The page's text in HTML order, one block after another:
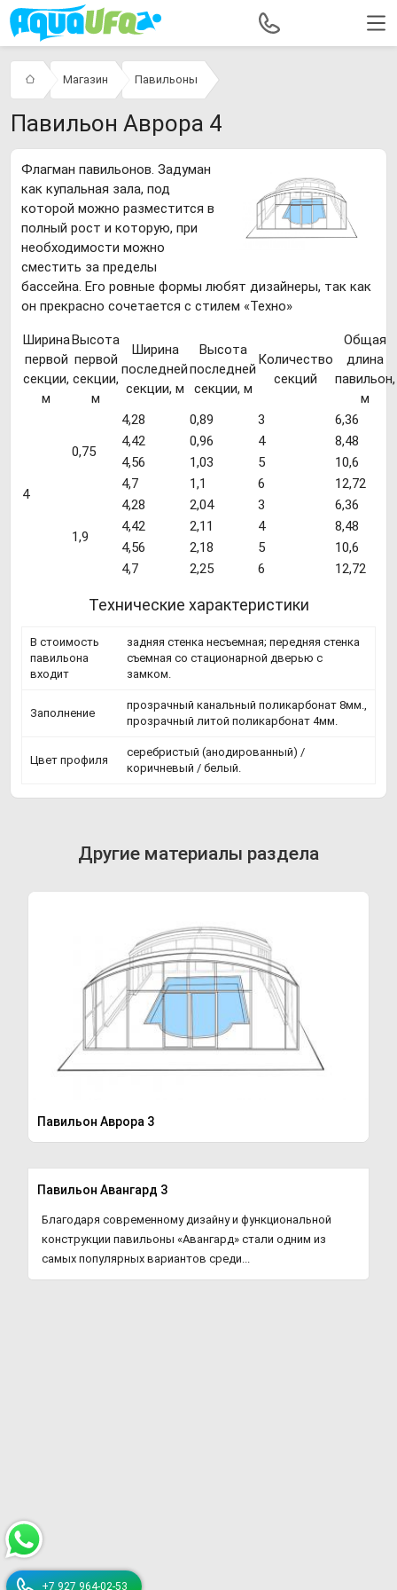
Магазин Павильоны
Павильон Аврора 4
Флагман павильонов. Задуман
как купальная зала, под
которой можно разместится в
полный рост и которую, при
необходимости можно
сместить за пределы
бассейна. Его ровные формы любят дизайнеры, так как
он прекрасно сочетается с стилем «Техно»
Ширина
первой
секции,
м
Высота
первой
секции,
м
Ширина
последней
секции, м
Высота
последней
секции, м
Количество
секций
Общая
длина
павильон,
м
4
0,75
4,28 0,89 3
6,36
4,42
0,96 4
8,48
4,56
1,03 5
10,6
4,7
1,1 6 12,72
1,9
4,28 2,04 3
6,36
4,42
2,11 4
8,48
4,56
2,18 5
10,6
4,7
2,25 6 12,72
Технические характеристики
В стоимость
павильона
входит
задняя стенка несъемная; передняя стенка
съемная со стационарной дверью с
замком.
Заполнение
прозрачный канальный поликарбонат 8мм.,
прозрачный литой поликарбонат 4мм.
Цвет профиля
серебристый (анодированный) /
коричневый / белый.
Другие материалы раздела
Павильон Аврора 3
Павильон Авангард 3
Благодаря современному дизайну и функциональной
конструкции павильоны «Авангард» стали одним из
самых популярных вариантов среди...
+7 927 964-02-53